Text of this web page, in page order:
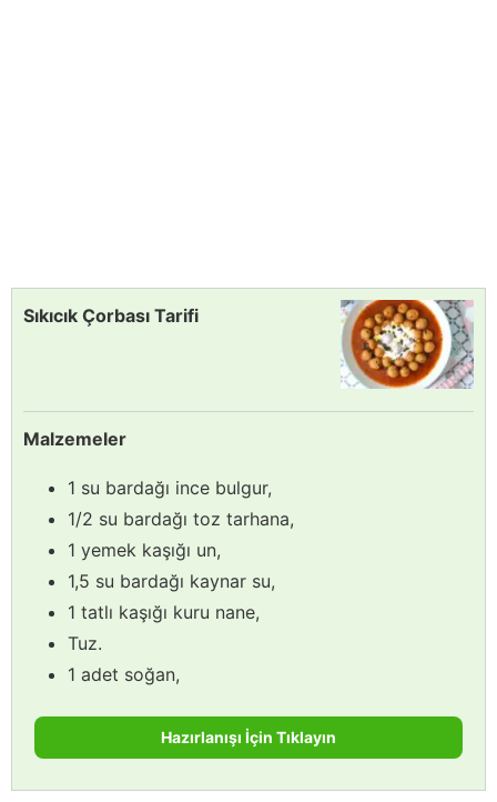
Sıkıcık Çorbası Tarifi
Malzemeler
1 su bardağı ince bulgur,
1/2 su bardağı toz tarhana,
1 yemek kaşığı un,
1,5 su bardağı kaynar su,
1 tatlı kaşığı kuru nane,
Tuz.
1 adet soğan,
Hazırlanışı İçin Tıklayın